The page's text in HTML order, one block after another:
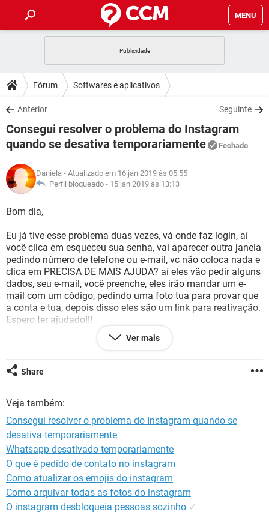
MENU
CELULAR FACEBOOK
OUTLOOK
INSTAGRAM GMAIL
GUIA DE COMPRAS
DICAS
JOGOS WHATSAPP
OUTLOOK EXCEL
GUIA DE COMPRAS
DOWNLOADS
JOGOS WHATSAPP
CELULAR FACEBOOK
OUTLOOK EXCEL
INSTAGRAM
GUIA DE COMPRAS
CELULAR FACEBOOK
GUIA DE COMPRAS
GLOSSÁRIO
JOGOS
CELULAR
OUTLOOK EXCEL
INSTAGRAM GMAIL
GUIA DE COMPRAS
Fórum Softwares e aplicativos
Anterior Seguinte
Consegui resolver o problema do Instagram
quando se desativa temporariamente
Fechado
Daniela - Atualizado em 16 jan 2019 às 05:55
Perfil bloqueado - 15 jan 2019 às 13:13
Bom dia,
Eu já tive esse problema duas vezes, vá onde faz login, aí
você clica em esqueceu sua senha, vai aparecer outra janela
pedindo número de telefone ou e-mail, vc não coloca nada e
clica em PRECISA DE MAIS AJUDA? aí eles vão pedir alguns
dados, seu e-mail, você preenche, eles irão mandar um e-
mail com um código, pedindo uma foto tua para provar que
a conta e tua, depois disso eles são um link para reativação.
Espero ter ajudado!!!
Ver mais
Share
Veja também:
Consegui resolver o problema do Instagram quando se
desativa temporariamente
Whatsapp desativado temporariamente
O que é pedido de contato no instagram
Como atualizar os emojis do instagram
Como arquivar todas as fotos do instagram
O instagram desbloqueia pessoas sozinho ✓